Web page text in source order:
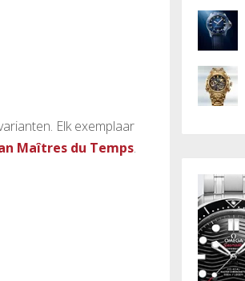
Elk exemplaar
Maîtres du Temps.